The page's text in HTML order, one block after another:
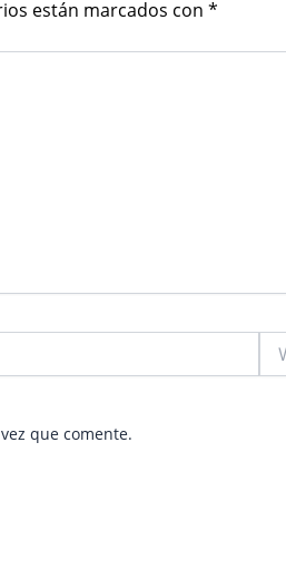
están marcados con *
que comente.